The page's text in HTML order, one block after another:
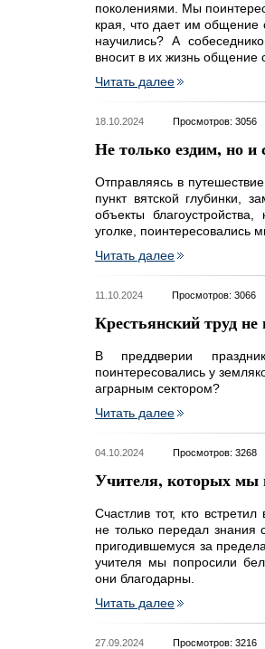
поколениями. Мы
края, что дает им
научились? А
вносит в их жизнь
Читать далее
18.10.2024 Просмотров: 3056
Не только ездим, но
Отправляясь в
пункт вятской глубинки,
объекты
уголке, поинтересовались
Читать далее
11.10.2024 Просмотров: 3066
Крестьянский труд
В преддверии
поинтересовались у
аграрным сектором?
Читать далее
04.10.2024 Просмотров: 3268
Учителя, которых мы
Счастлив тот, кто
не только передал
пригодившемуся за
учителя мы попросили
они благодарны.
Читать далее
27.09.2024 Просмотров: 3216